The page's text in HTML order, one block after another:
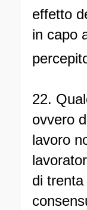
effetto
in capo
22.
ovvero
lavoro
di